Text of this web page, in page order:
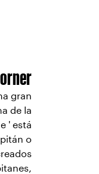
gran
de la
' está
o